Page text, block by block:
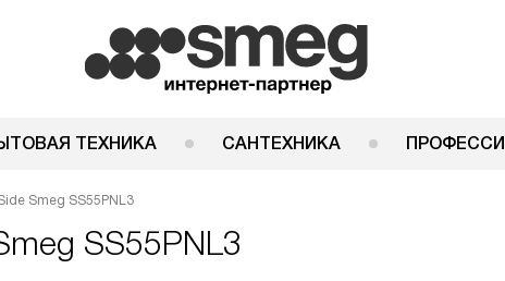
ТЕХНИКА САНТЕХНИКА
Smeg SS55PNL3
SS55PNL3